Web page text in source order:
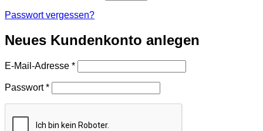
Passwort vergessen?
Neues Kundenkonto anlegen
E-Mail-Adresse *Erforderlich
Passwort*Erforderlich